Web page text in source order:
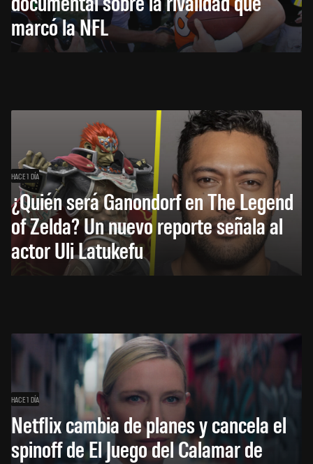
marcó la NFL
HACE 1 DÍA
¿Quién será Ganondorf en The Legend
of Zelda? Un nuevo reporte señala al
actor Uli Latukefu
HACE 1 DÍA
Netflix cambia de planes y cancela el
spinoff de El Juego del Calamar de